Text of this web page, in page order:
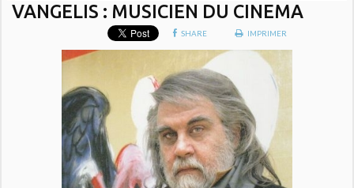
VANGELIS : MUSICIEN DU CINEMA
SHARE IMPRIMER